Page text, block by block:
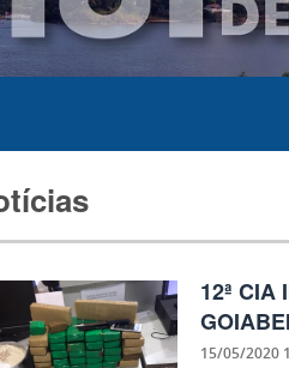
12ª CIA
15/05/2020